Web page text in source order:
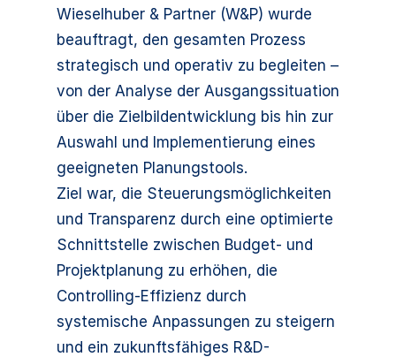
Wieselhuber & Partner (W&P) wurde
beauftragt, den gesamten Prozess
strategisch und operativ zu begleiten –
von der Analyse der Ausgangssituation
über die Zielbildentwicklung bis hin zur
Auswahl und Implementierung eines
geeigneten Planungstools.
Ziel war, die Steuerungsmöglichkeiten
und Transparenz durch eine optimierte
Schnittstelle zwischen Budget- und
Projektplanung zu erhöhen, die
Controlling-Effizienz durch
systemische Anpassungen zu steigern
und ein zukunftsfähiges R&D-